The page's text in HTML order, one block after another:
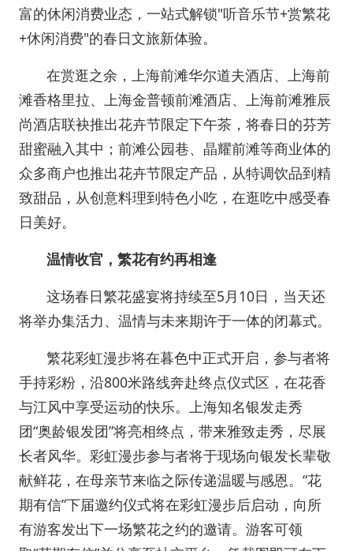
富的休闲消费业态，一站式解锁"听音乐节+赏繁花
+休闲消费"的春日文旅新体验。
在赏逛之余，上海前滩华尔道夫酒店、上海前
滩香格里拉、上海金普顿前滩酒店、上海前滩雅辰
尚酒店联袂推出花卉节限定下午茶，将春日的芬芳
甜蜜融入其中；前滩公园巷、晶耀前滩等商业体的
众多商户也推出花卉节限定产品，从特调饮品到精
致甜品，从创意料理到特色小吃，在逛吃中感受春
日美好。
温情收官，繁花有约再相逢
这场春日繁花盛宴将持续至5月10日，当天还
将举办集活力、温情与未来期许于一体的闭幕式。
繁花彩虹漫步将在暮色中正式开启，参与者将
手持彩粉，沿800米路线奔赴终点仪式区，在花香
与江风中享受运动的快乐。上海知名银发走秀
团“奥龄银发团”将亮相终点，带来雅致走秀，尽展
长者风华。彩虹漫步参与者将于现场向银发长辈敬
献鲜花，在母亲节来临之际传递温暖与感恩。“花
期有信”下届邀约仪式将在彩虹漫步后启动，向所
有游客发出下一场繁花之约的邀请。游客可领